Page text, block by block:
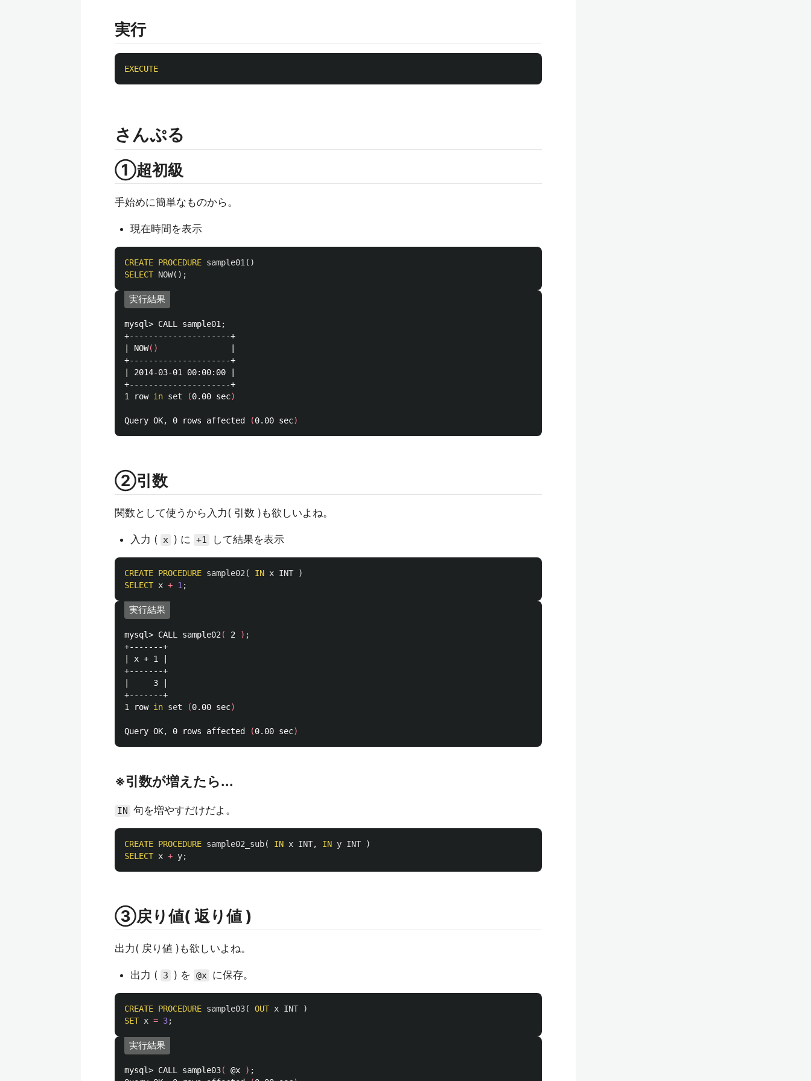
実行
EXECUTE
さんぷる
①超初級
手始めに簡単なものから。
現在時間を表示
CREATE PROCEDURE sample01 ()
SELECT NOW();
実行結果
mysql> CALL sample01 ;
+---------------------+
| NOW()
+---------------------+
| 2014-03-01 00:00:00 |
+---------------------+
1 row in set (0.00 sec)
Query OK, 0 rows affected (0.00 sec)
②引数
関数として使うから入力( 引数 )も欲しいよね。
入力 ( x ) に +1 して結果を表示
CREATE PROCEDURE sample02 ( IN x INT
)
SELECT x + 1 ;
実行結果
mysql> CALL sample02 ( 2 ) ;
+-------+
| x + 1 |
+-------+
|     3 |
+-------+
1 row in set (0.00 sec)
Query OK, 0 rows affected (0.00 sec)
※引数が増えたら...
IN 句を増やすだけだよ。
CREATE PROCEDURE sample02_sub( IN x INT, IN y INT
)
SELECT x + y;
③戻り値( 返り値 )
出力( 戻り値 )も欲しいよね。
出力 ( 3 ) を @x に保存。
CREATE PROCEDURE sample03( OUT x INT
)
SET x = 3;
実行結果
mysql> CALL sample03( @x ) ;